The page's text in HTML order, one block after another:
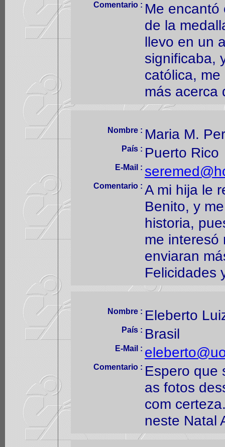
Comentario : Me encantó
de la
llevo en un
significaba,
católica,
más acerca
Nombre : Maria M.
País : Puerto Rico
E-Mail :
Comentario : A mi hija le
Benito, y
historia,
me interesó
enviaran
Felicidades
Nombre : Eleberto
País : Brasil
E-Mail :
Comentario : Espero que
as fotos
com
neste Natal